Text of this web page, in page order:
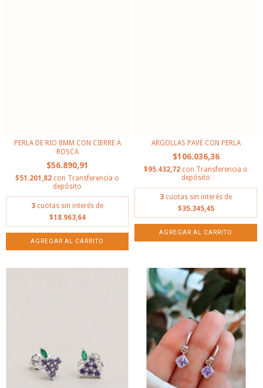
PERLA DE RIO 8MM CON CIERRE A
ROSCA
$56.890,91
$51.201,82 con Transferencia o
depósito
3 cuotas sin interés de
$18.963,64
ARGOLLAS PAVÉ CON PERLA
$106.036,36
$95.432,72 con Transferencia o
depósito
3 cuotas sin interés de
$35.345,45